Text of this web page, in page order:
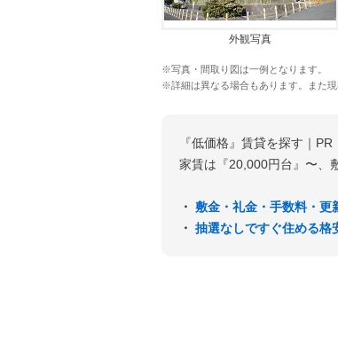
外観写真
※写真・間取り図は一例となります。
※詳細は異なる場合もあります。また
『低価格』賃貸を探す｜PR
家賃は『20,000円台』〜、
・ 敷金・礼金・手数料・更
・ 抽選なしですぐ住める格